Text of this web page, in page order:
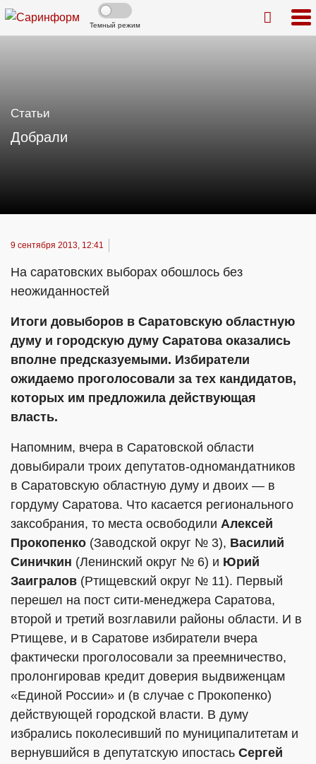
Темный режим
Статьи
Добрали
9 сентября 2013, 12:41
На саратовских выборах обошлось без
неожиданностей
Итоги довыборов в Саратовскую областную
думу и городскую думу Саратова оказались
вполне предсказуемыми. Избиратели
ожидаемо проголосовали за тех кандидатов,
которых им предложила действующая
власть.
Напомним, вчера в Саратовской области
довыбирали троих депутатов-одномандатников
в Саратовскую областную думу и двоих — в
гордуму Саратова. Что касается регионального
заксобрания, то места освободили Алексей
Прокопенко (Заводской округ № 3), Василий
Синичкин (Ленинский округ № 6) и Юрий
Заигралов (Ртищевский округ № 11). Первый
перешел на пост сити-менеджера Саратова,
второй и третий возглавили районы области. И в
Ртищеве, и в Саратове избиратели вчера
фактически проголосовали за преемничество,
пролонгировав кредит доверия выдвиженцам
«Единой России» и (в случае с Прокопенко)
действующей городской власти. В думу
избрались поколесивший по муниципалитетам и
вернувшийся в депутатскую ипостась Сергей